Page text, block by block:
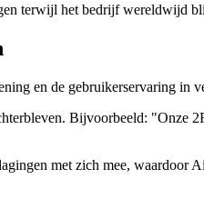
terwijl het bedrijf wereldwijd
en de gebruikerservaring in
Bijvoorbeeld: "Onze
met zich mee, waardoor